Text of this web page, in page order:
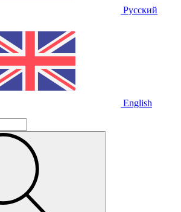
Русский
English